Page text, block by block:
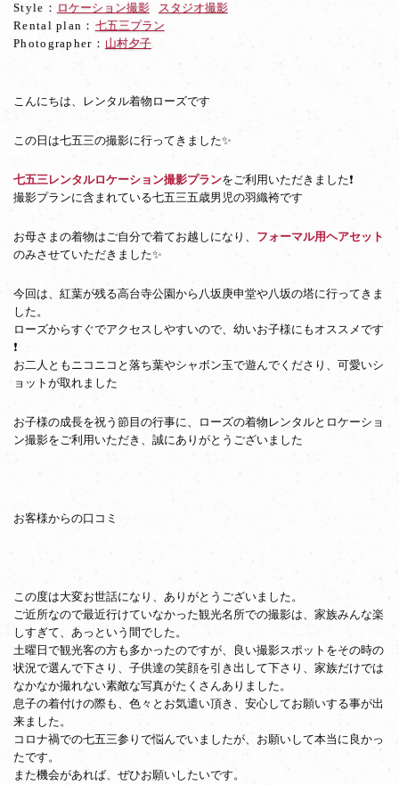
袴
三
Style： ロケーション撮影
スタジオ撮影
Rental plan： 七五三プラン
Photographer： 山村夕子
こんにちは、レンタル着物ローズです
この日は七五三の撮影に行ってきました✨
七五三レンタルロケーション撮影プランをご利用いただきました❗
撮影プランに含まれている七五三五歳男児の羽織袴です
お母さまの着物はご自分で着てお越しになり、 フォーマル用ヘアセット
のみさせていただきました✨
今回は、紅葉が残る高台寺公園から八坂庚申堂や八坂の塔に行ってきま
した。
ローズからすぐでアクセスしやすいので、幼いお子様にもオススメです
❗
お二人ともニコニコと落ち葉やシャボン玉で遊んでくださり、可愛いシ
ョットが取れました
お子様の成長を祝う節目の行事に、ローズの着物レンタルとロケーショ
ン撮影をご利用いただき、誠にありがとうございました
お客様からの口コミ
この度は大変お世話になり、ありがとうございました。
ご近所なので最近行けていなかった観光名所での撮影は、 家族みんな楽
しすぎて、あっという間でした。
土曜日で観光客の方も多かったのですが、
良い撮影スポットをその時の
状況で選んで下さり、 子供達の笑顔を引き出して下さり、 家族だけでは
なかなか撮れない素敵な写真がたくさんありました。
息子の着付けの際も、色々とお気遣い頂き、 安心してお願いする事が出
来ました。
コロナ禍での七五三参りで悩んでいましたが、 お願いして本当に良かっ
たです。
また機会があれば、ぜひお願いしたいです。